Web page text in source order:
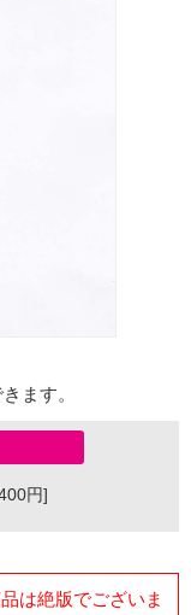
ます。
円]
は絶版でございま